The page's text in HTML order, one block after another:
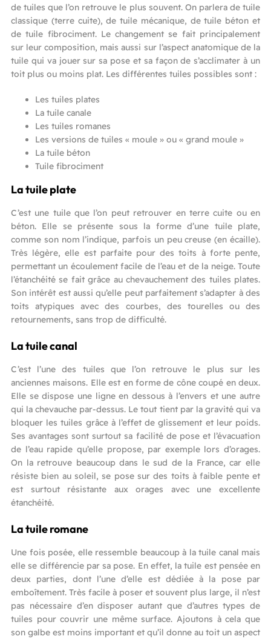
de tuiles que l’on retrouve le plus souvent. On parlera de tuile
classique (terre cuite), de tuile mécanique, de tuile béton et
de tuile fibrociment. Le changement se fait principalement
sur leur composition, mais aussi sur l’aspect anatomique de la
tuile qui va jouer sur sa pose et sa façon de s’acclimater à un
toit plus ou moins plat. Les différentes tuiles possibles sont :
Les tuiles plates
La tuile canale
Les tuiles romanes
Les versions de tuiles « moule » ou « grand moule »
La tuile béton
Tuile fibrociment
La tuile plate
C’est une tuile que l’on peut retrouver en terre cuite ou en
béton. Elle se présente sous la forme d’une tuile plate,
comme son nom l’indique, parfois un peu creuse (en écaille).
Très légère, elle est parfaite pour des toits à forte pente,
permettant un écoulement facile de l’eau et de la neige. Toute
l’étanchéité se fait grâce au chevauchement des tuiles plates.
Son intérêt est aussi qu’elle peut parfaitement s’adapter à des
toits atypiques avec des courbes, des tourelles ou des
retournements, sans trop de difficulté.
La tuile canal
C’est l’une des tuiles que l’on retrouve le plus sur les
anciennes maisons. Elle est en forme de cône coupé en deux.
Elle se dispose une ligne en dessous à l’envers et une autre
qui la chevauche par-dessus. Le tout tient par la gravité qui va
bloquer les tuiles grâce à l’effet de glissement et leur poids.
Ses avantages sont surtout sa facilité de pose et l’évacuation
de l’eau rapide qu’elle propose, par exemple lors d’orages.
On la retrouve beaucoup dans le sud de la France, car elle
résiste bien au soleil, se pose sur des toits à faible pente et
est surtout résistante aux orages avec une excellente
étanchéité.
La tuile romane
Une fois posée, elle ressemble beaucoup à la tuile canal mais
elle se différencie par sa pose. En effet, la tuile est pensée en
deux parties, dont l’une d’elle est dédiée à la pose par
emboîtement. Très facile à poser et souvent plus large, il n’est
pas nécessaire d’en disposer autant que d’autres types de
tuiles pour couvrir une même surface. Ajoutons à cela que
son galbe est moins important et qu’il donne au toit un aspect